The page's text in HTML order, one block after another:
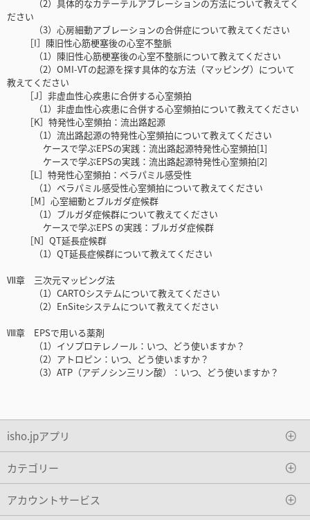
（2）具体的なカテーテルアブレーションの方法について教えてく
ださい
（3）心房細動アブレーションの合併症について教えてください
［I］陳旧性心筋梗塞後の心室不整脈
（1）陳旧性心筋梗塞後の心室不整脈について教えてください
（2）OMI-VTの起源を探す具体的な方法（マッピング）について
教えてください
［J］非虚血性心疾患に合併する心室頻拍
（1）非虚血性心疾患に合併する心室頻拍について教えてください
［K］特発性心室頻拍：流出路起源
（1）流出路起源の特発性心室頻拍について教えてください
ケースで学ぶEPSの実践：流出路起源特発性心室頻拍[1]
ケースで学ぶEPSの実践：流出路起源特発性心室頻拍[2]
［L］特発性心室頻拍：ベラパミル感受性
（1）ベラパミル感受性心室頻拍について教えてください
［M］心室細動とブルガダ症候群
（1）ブルガダ症候群について教えてください
ケースで学ぶEPS の実践：ブルガダ症候群
［N］QT延長症候群
（1）QT延長症候群について教えてください
Ⅶ章 三次元マッピング法
（1）CARTOシステムについて教えてください
（2）EnSiteシステムについて教えてください
Ⅷ章 EPSで用いる薬剤
（1）イソプロテレノール：いつ、どう使いますか？
（2）アトロピン：いつ、どう使いますか？
（3）ATP（アデノシン三リン酸）：いつ、どう使いますか？
isho.jpアプリ
カテゴリー
アカウントサービス